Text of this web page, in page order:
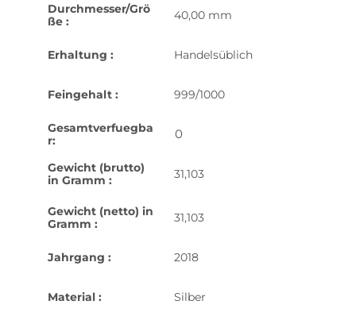
Durchmesser/Grö
ße :
40,00 mm
Erhaltung : Handelsüblich
Feingehalt : 999/1000
Gesamtverfuegba
r:
0
Gewicht (brutto)
in Gramm :
31,103
Gewicht (netto) in
Gramm :
31,103
Jahrgang : 2018
Material : Silber